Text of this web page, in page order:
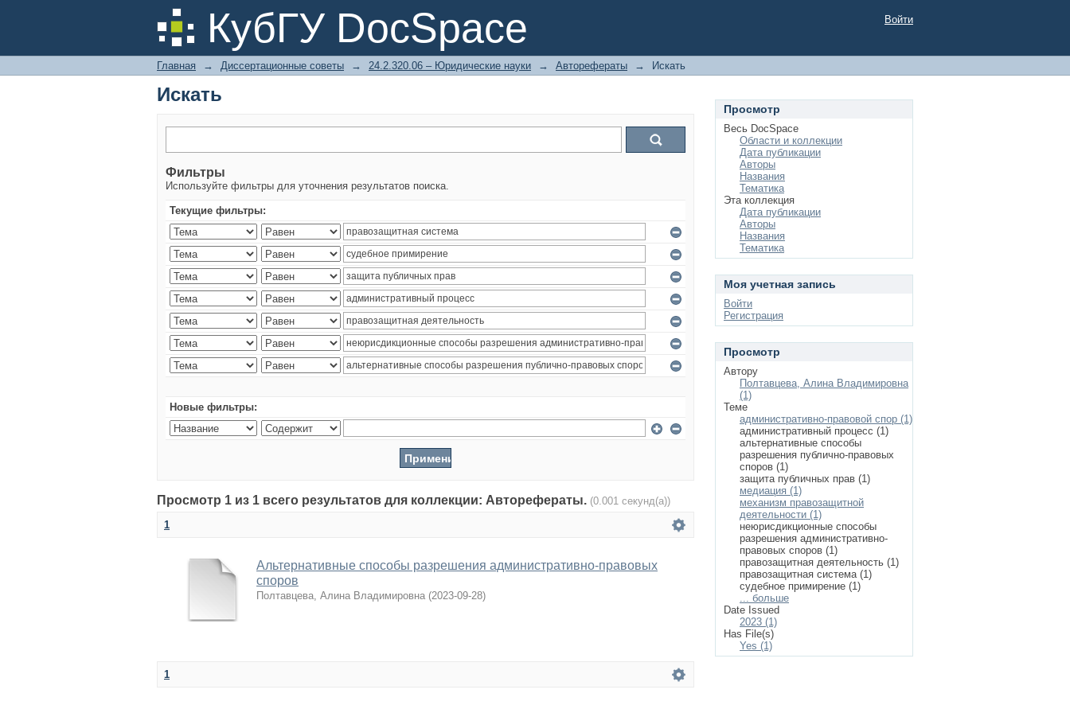
КубГУ DocSpace
Искать Войти
Главная → Диссертационные советы → 24.2.320.06 – Юридические науки → Авторефераты → Искать
Искать
Фильтры
Используйте фильтры для уточнения результатов поиска.
Текущие фильтры:
Новые фильтры:
Просмотр 1 из 1 всего результатов для коллекции: Авторефераты. (0.001 секунд(а))
1
Альтернативные способы разрешения административно-правовых
споров
Полтавцева, Алина Владимировна (2023-09-28)
1
Просмотр
Весь DocSpace
Области и коллекции
Дата публикации
Авторы
Названия
Тематика
Эта коллекция
Дата публикации
Авторы
Названия
Тематика
Моя учетная запись
Войти
Регистрация
Просмотр
Автору
Полтавцева, Алина Владимировна
(1)
Теме
административно-правовой спор (1)
административный процесс (1)
альтернативные способы
разрешения публично-правовых
споров (1)
защита публичных прав (1)
медиация (1)
механизм правозащитной
деятельности (1)
неюрисдикционные способы
разрешения административно-
правовых споров (1)
правозащитная деятельность (1)
правозащитная система (1)
судебное примирение (1)
... больше
Date Issued
2023 (1)
Has File(s)
Yes (1)